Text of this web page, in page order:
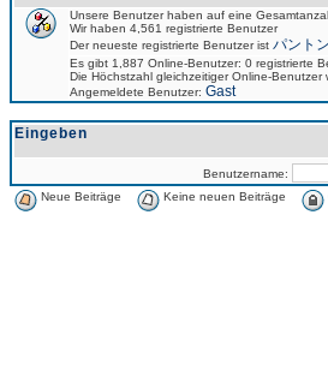
Unsere Benutzer haben auf eine
Wir haben 4,561 registrierte Benutzer
Der neueste registrierte Benutzer ist パント
Es gibt 1,887 Online-Benutzer: 0 registrierte
Die Höchstzahl gleichzeitiger Online-Benutzer
Angemeldete Benutzer: Gast
Eingeben
Benutzername:
Neue Beiträge
Keine neuen Beiträge